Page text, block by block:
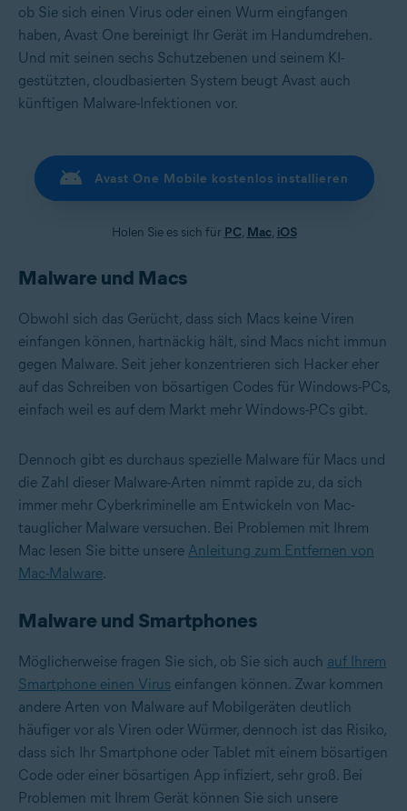
ob Sie sich einen Virus oder einen Wurm eingfangen
haben, Avast One bereinigt Ihr Gerät im Handumdrehen.
Und mit seinen sechs Schutzebenen und seinem KI-
gestützten, cloudbasierten System beugt Avast auch
künftigen Malware-Infektionen vor.
Avast One Mobile kostenlos installieren
Holen Sie es sich für PC, Mac, iOS
Malware und Macs
Obwohl sich das Gerücht, dass sich Macs keine Viren
einfangen können, hartnäckig hält, sind Macs nicht immun
gegen Malware. Seit jeher konzentrieren sich Hacker eher
auf das Schreiben von bösartigen Codes für Windows-PCs,
einfach weil es auf dem Markt mehr Windows-PCs gibt.
Dennoch gibt es durchaus spezielle Malware für Macs und
die Zahl dieser Malware-Arten nimmt rapide zu, da sich
immer mehr Cyberkriminelle am Entwickeln von Mac-
tauglicher Malware versuchen. Bei Problemen mit Ihrem
Mac lesen Sie bitte unsere Anleitung zum Entfernen von
Mac-Malware.
Malware und Smartphones
Möglicherweise fragen Sie sich, ob Sie sich auch auf Ihrem
Smartphone einen Virus einfangen können. Zwar kommen
andere Arten von Malware auf Mobilgeräten deutlich
häufiger vor als Viren oder Würmer, dennoch ist das Risiko,
dass sich Ihr Smartphone oder Tablet mit einem bösartigen
Code oder einer bösartigen App infiziert, sehr groß. Bei
Problemen mit Ihrem Gerät können Sie sich unsere